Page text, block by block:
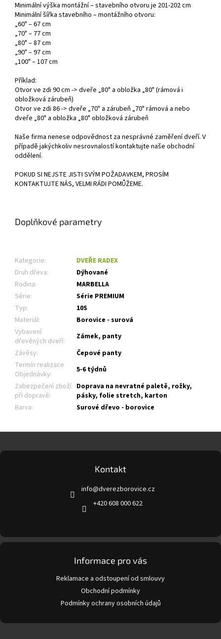
Minimální výška montážní – stavebního otvoru je 201-202 cm
Minimální šířka stavebního – montážního otvoru:
„60" – 67 cm
„70" – 77 cm
„80" – 87 cm
„90" – 97 cm
„100" – 107 cm
Příklad:
Otvor ve zdi 90 cm -> dveře „80" a obložka „80" (rámová i
obložková zárubeň)
Otvor ve zdi 86 -> dveře „70" a zárubeň „70" rámová a nebo
dveře „80" a obložka „80" obložková zárubeň
Naše firma nenese odpovědnost za nesprávné zaměření dveří. V
případě jakýchkoliv nesrovnalostí kontaktujte naše obchodní
oddělení.
POKUD SI NEJSTE JISTI SVÝM POŽADAVKEM, PROSÍM
KONTAKTUJTE NÁS, VELMI RÁDI POMŮŽEME.
Doplňkové parametry
Kategorie:
DVEŘE RADEX
Druh dřeva:
Dýhované
Rodina:
MARBELLA
Série:
Série PREMIUM
Typ:
10S
Materiál:
Borovice - surová
Vybavení
dřevěných dveří:
Zámek, panty
Závěsy:
Čepové panty
Termín realizace
Objednávky:
5-6 týdnů
Zabezpečení zboží
při dopravě:
Doprava na nevratné paletě, rožky,
pásky, folie stretch, karton
Barva: Surové dřevo - borovice
p
Kontakt
info@dverezborovice.cz
+420 608 000 622
Informace pro vás
Reklamace a odstoupení od smlouvy
Obchodní podmínky
Podmínky ochrany osobních údajů